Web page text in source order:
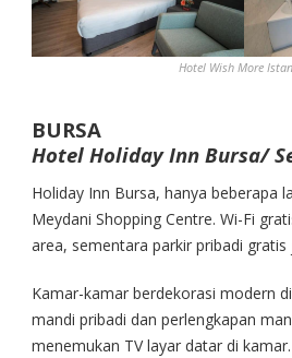
Hotel Wish More
BURSA
Hotel Holiday Inn Bursa/
Holiday Inn Bursa, hanya beberapa
Meydani Shopping Centre. Wi-Fi
area, sementara parkir pribadi gratis
Kamar-kamar berdekorasi modern
mandi pribadi dan perlengkapan
menemukan TV layar datar di kamar.